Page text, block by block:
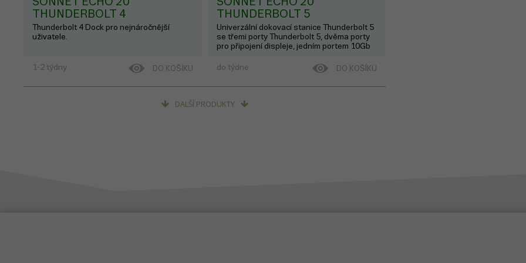
THUNDERBOLT 4
SUPERDOCK
Thunderbolt 4 Dock pro nejnáročnější
uživatele.
1-2 týdny DO KOŠÍKU
THUNDERBOLT 5
SECUREDOCK
Univerzální dokovací stanice Thunderbolt 5
se třemi porty Thunderbolt 5, dvěma porty
pro připojení displeje, jedním portem 10Gb
Gb/s a dalšími funkcemi.
do týdne DO KOŠÍKU
DALŠÍ PRODUKTY